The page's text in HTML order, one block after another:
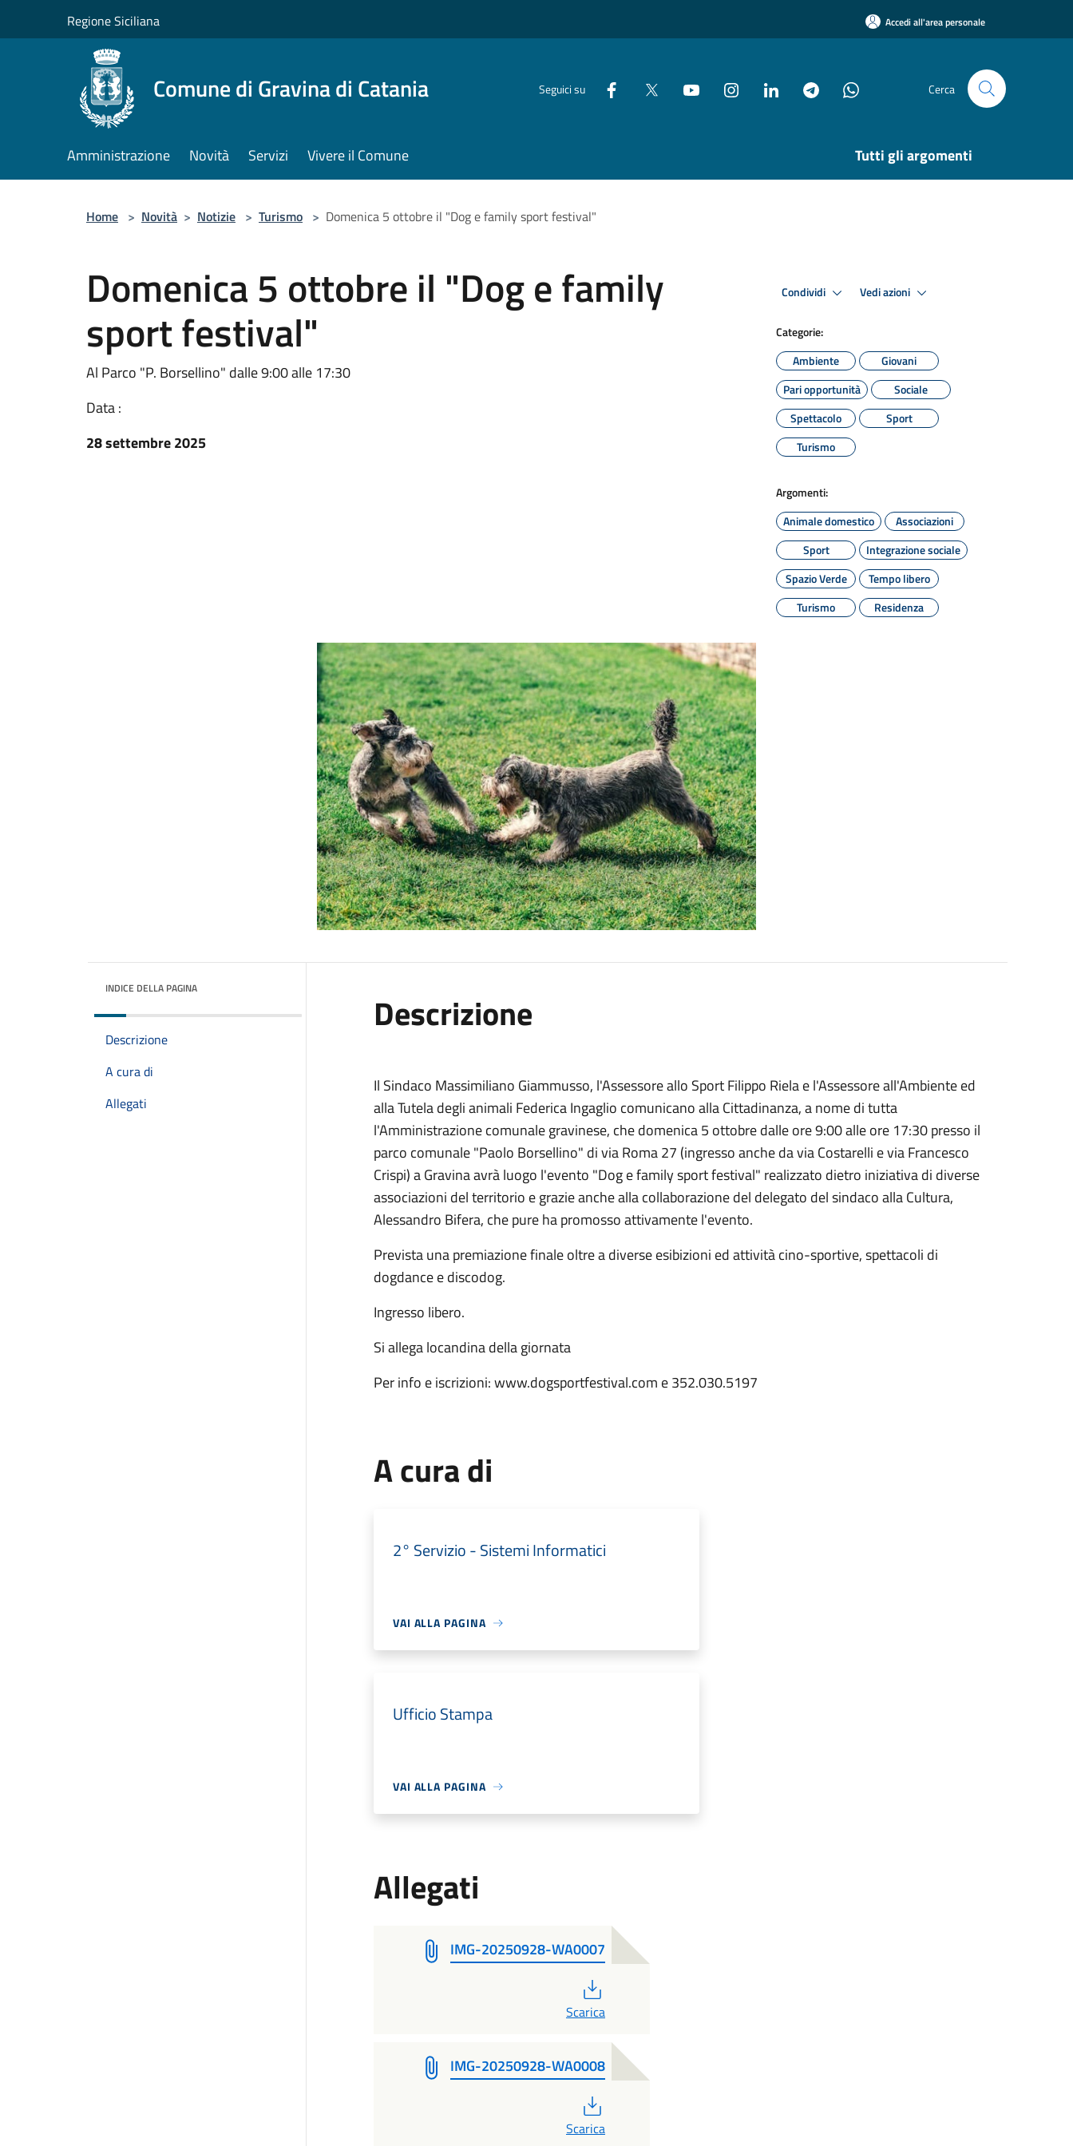
Regione Siciliana Accedi all'area personale
Comune di Gravina di Catania Seguici su Cerca
Amministrazione Novità Servizi Vivere il Comune Tutti gli argomenti
Home > Novità > Notizie > Turismo > Domenica 5 ottobre il "Dog e family sport festival"
Domenica 5 ottobre il "Dog e family
sport festival"
Al Parco "P. Borsellino" dalle 9:00 alle 17:30
Data :
28 settembre 2025
Condividi Vedi azioni
Categorie:
Ambiente
Giovani
Pari opportunità
Sociale
Spettacolo
Sport
Turismo
Argomenti:
Animale domestico
Associazioni
Sport
Integrazione sociale
Spazio Verde
Tempo libero
Turismo
Residenza
INDICE DELLA PAGINA
Descrizione
A cura di
Allegati
Descrizione
Il Sindaco Massimiliano Giammusso, l'Assessore allo Sport Filippo Riela e l'Assessore all'Ambiente ed
alla Tutela degli animali Federica Ingaglio comunicano alla Cittadinanza, a nome di tutta
l'Amministrazione comunale gravinese, che domenica 5 ottobre dalle ore 9:00 alle ore 17:30 presso il
parco comunale "Paolo Borsellino" di via Roma 27 (ingresso anche da via Costarelli e via Francesco
Crispi) a Gravina avrà luogo l'evento "Dog e family sport festival" realizzato dietro iniziativa di diverse
associazioni del territorio e grazie anche alla collaborazione del delegato del sindaco alla Cultura,
Alessandro Bifera, che pure ha promosso attivamente l'evento.
Prevista una premiazione finale oltre a diverse esibizioni ed attività cino-sportive, spettacoli di
dogdance e discodog.
Ingresso libero.
Si allega locandina della giornata
Per info e iscrizioni: www.dogsportfestival.com e 352.030.5197
A cura di
2° Servizio - Sistemi Informatici
VAI ALLA PAGINA
Ufficio Stampa
VAI ALLA PAGINA
Allegati
IMG-20250928-WA0007
Scarica
IMG-20250928-WA0008
Scarica